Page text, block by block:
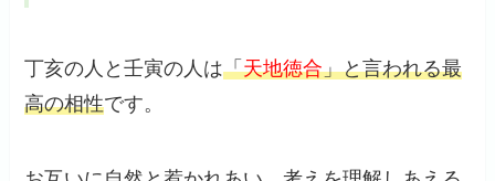
丁亥の人と壬寅の人は「天地徳合」と言われる最
高の相性です。